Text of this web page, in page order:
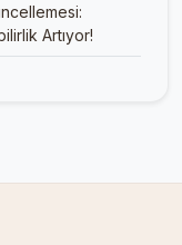
Artıyor!